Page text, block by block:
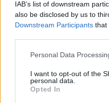
IAB’s list of downstream
also be disclosed by us to
Downstream Participants that
Personal Data
I want to opt-out of the
personal data.
Opted In